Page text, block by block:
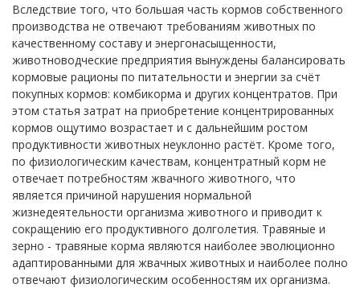
Вследствие того, что большая часть кормов собственного
производства не отвечают требованиям животных по
качественному составу и энергонасыщенности,
животноводческие предприятия вынуждены балансировать
кормовые рационы по питательности и энергии за счёт
покупных кормов: комбикорма и других концентратов. При
этом статья затрат на приобретение концентрированных
кормов ощутимо возрастает и с дальнейшим ростом
продуктивности животных неуклонно растёт. Кроме того,
по физиологическим качествам, концентратный корм не
отвечает потребностям жвачного животного, что
является причиной нарушения нормальной
жизнедеятельности организма животного и приводит к
сокращению его продуктивного долголетия. Травяные и
зерно - травяные корма являются наиболее эволюционно
адаптированными для жвачных животных и наиболее полно
отвечают физиологическим особенностям их организма.